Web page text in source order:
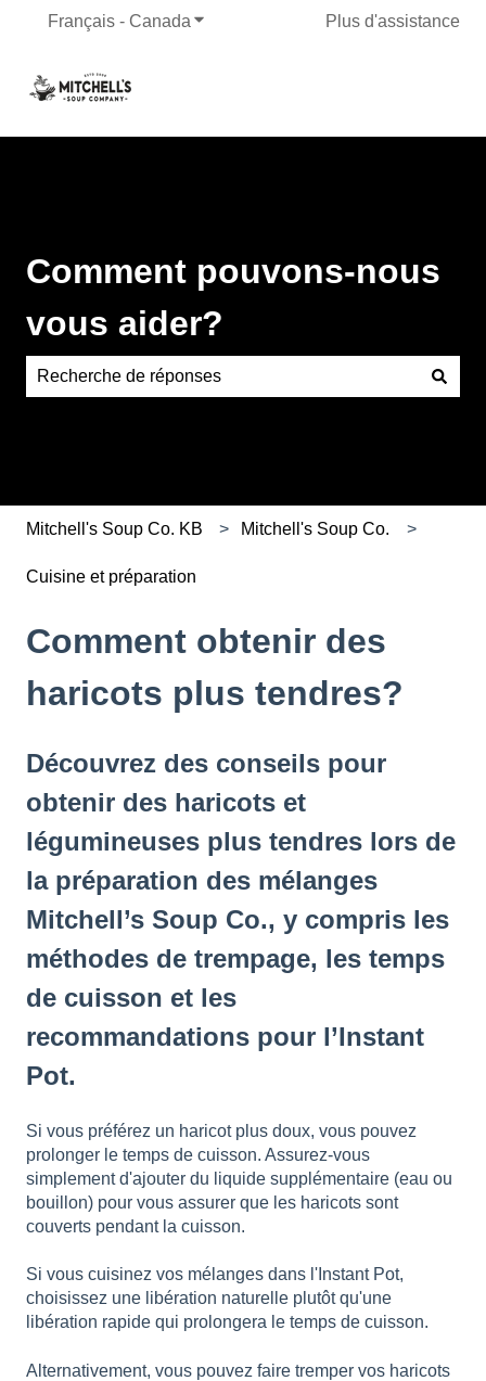
Français - Canada Afficher le sous-menu pour les
Plus d'assistance
Comment pouvons-nous
vous aider?
Mitchell's Soup Co. KB Mitchell's Soup Co.
Cuisine et préparation
Comment obtenir des
haricots plus tendres?
Découvrez des conseils pour
obtenir des haricots et
légumineuses plus tendres lors de
la préparation des mélanges
Mitchell’s Soup Co., y compris les
méthodes de trempage, les temps
de cuisson et les
recommandations pour l’Instant
Pot.
Si vous préférez un haricot plus doux, vous pouvez
prolonger le temps de cuisson. Assurez-vous
simplement d'ajouter du liquide supplémentaire (eau ou
bouillon) pour vous assurer que les haricots sont
couverts pendant la cuisson.
Si vous cuisinez vos mélanges dans l'Instant Pot,
choisissez une libération naturelle plutôt qu'une
libération rapide qui prolongera le temps de cuisson.
Alternativement, vous pouvez faire tremper vos haricots